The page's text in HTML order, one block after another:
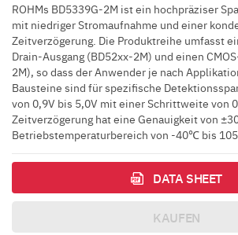
ROHMs BD5339G-2M ist ein hochpräziser
mit niedriger Stromaufnahme und einer
Zeitverzögerung. Die Produktreihe umfasst
Drain-Ausgang (BD52xx-2M) und einen
2M), so dass der Anwender je nach
Bausteine sind für spezifische
von 0,9V bis 5,0V mit einer Schrittweite von
Zeitverzögerung hat eine Genauigkeit von
Betriebstemperaturbereich von -40℃ bis
DATA SHEET
KAUFEN